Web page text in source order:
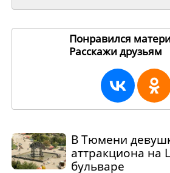
Понравился
Расскажи друзьям
В Тюмени
аттракциона на
бульваре